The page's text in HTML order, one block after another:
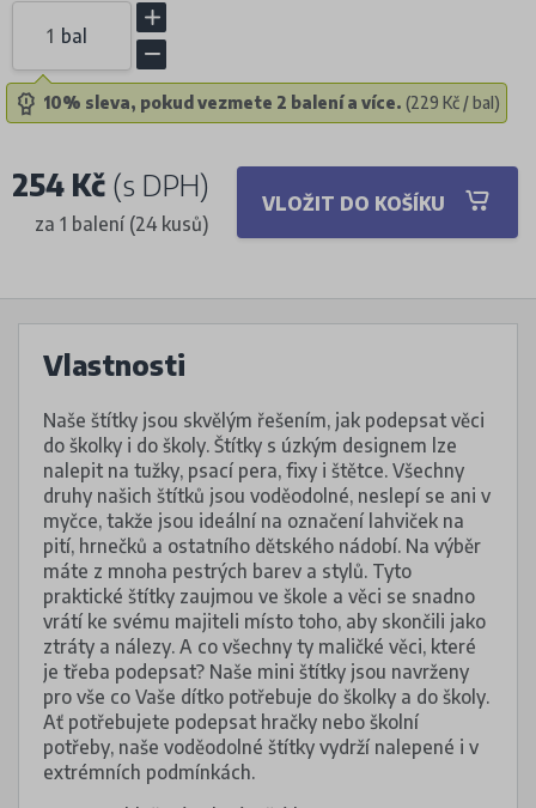
bal
10% sleva, pokud vezmete 2 balení a více. (229 Kč / bal)
254 Kč (s DPH)
za 1 balení (24 kusů)
VLOŽIT DO KOŠÍKU
Vlastnosti
Naše štítky jsou skvělým řešením, jak podepsat věci
do školky i do školy. Štítky s úzkým designem lze
nalepit na tužky, psací pera, fixy i štětce. Všechny
druhy našich štítků jsou voděodolné, neslepí se ani v
myčce, takže jsou ideální na označení lahviček na
pití, hrnečků a ostatního dětského nádobí. Na výběr
máte z mnoha pestrých barev a stylů. Tyto
praktické štítky zaujmou ve škole a věci se snadno
vrátí ke svému majiteli místo toho, aby skončili jako
ztráty a nálezy. A co všechny ty maličké věci, které
je třeba podepsat? Naše mini štítky jsou navrženy
pro vše co Vaše dítko potřebuje do školky a do školy.
Ať potřebujete podepsat hračky nebo školní
potřeby, naše voděodolné štítky vydrží nalepené i v
extrémních podmínkách.